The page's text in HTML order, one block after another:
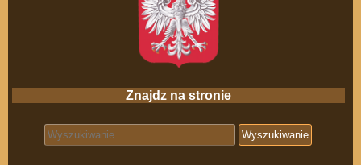
Znajdz na stronie
Search for: